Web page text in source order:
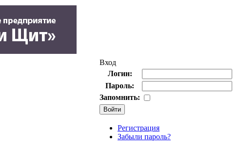
Вход
Логин:
Пароль:
Запомнить:
Регистрация
Забыли пароль?